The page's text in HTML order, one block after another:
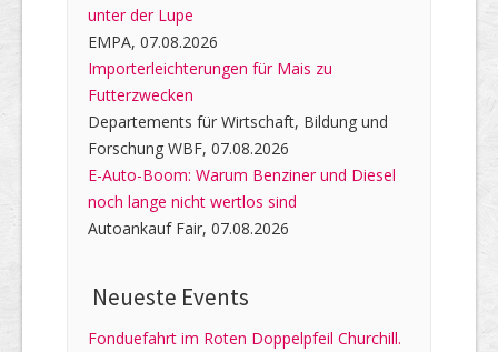
unter der Lupe
EMPA, 07.08.2026
Importerleichterungen für Mais zu
Futterzwecken
Departements für Wirtschaft, Bildung und
Forschung WBF, 07.08.2026
E-Auto-Boom: Warum Benziner und Diesel
noch lange nicht wertlos sind
Autoankauf Fair, 07.08.2026
Neueste Events
Fonduefahrt im Roten Doppelpfeil Churchill.